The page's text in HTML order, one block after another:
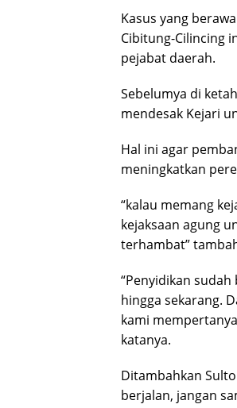
Kasus yang
Cibitung-Cilincing
pejabat daerah.
Sebelumya di
mendesak Kejari
Hal ini agar
meningkatkan
“kalau memang
kejaksaan agung
terhambat”
“Penyidikan
hingga sekarang.
kami
katanya.
Ditambahkan
berjalan, jangan